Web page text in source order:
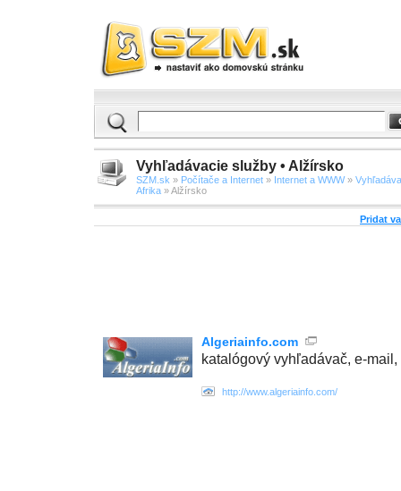
Vyhľadávacie služby • Alžírsko
SZM.sk » Počítače a Internet » Internet a WWW»
Afrika » Alžírsko
Pridat
Algeriainfo.com
katalógový vyhľadávač, e-mail,
http://www.algeriainfo.com/